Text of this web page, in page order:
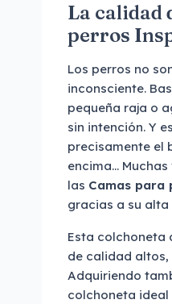
La calidad
perros
Los perros no
inconsciente.
pequeña raja o
sin intención. Y
precisamente el
encima...
las Camas para
gracias a su
Esta colchoneta
de calidad altos,
Adquiriendo
colchoneta